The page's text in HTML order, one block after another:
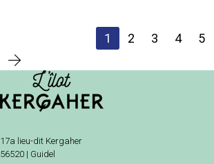
1 2 3 4 5
17a lieu-dit Kergaher
56520 | Guidel